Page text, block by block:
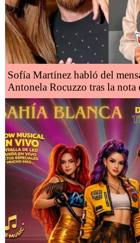
Sofía Martínez habló del
Antonela Rocuzzo tras la nota